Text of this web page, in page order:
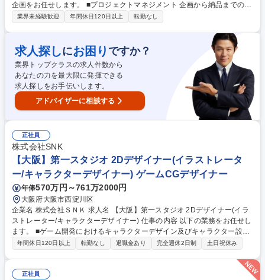
企画をお任せします。 ■プロジェクトマネジメント 企画から納品までのス
ケジュールやコストの進行管理を行い、確実な商品化を実現します。 ■マ
ンドを分析し、既存ファンが喜ぶ商品や、新たに開拓したい顧客層に刺さ
る商品の方向性・コンセプトを立案します。 ■外部パートナーとの連携・
ディレクション コンセプトや要望を協力メーカーやデザイナーへ的確に伝
え、デザイン案の作成や仕様検討を進めます。 募集職種 総合職【プロ野
球/埼玉】球団グッズ企画・販売担当
業界未経験歓迎 年間休日120日以上 転勤なし
求人探しにお困り ですか？
業界トップクラスの求人件数から
あなたの力を最大限に発揮できる
求人探しをお手伝いします。
アドバイザーに相談する
正社員
株式会社SNK
【大阪】第一スタジオ 2Dデザイナー(イラストレータ
ー/キャラクターデザイナー) ゲームCGデザイナー
年俸570万円～761万2000円
大阪府大阪市西淀川区
企業名 株式会社ＳＮＫ 求人名 【大阪】第一スタジオ 2Dデザイナー(イラ
ストレーター/キャラクターデザイナー) 仕事の内容 以下の業務をお任せし
ます。 ■ゲーム開発におけるキャラクターデザイン及びキャラクター設定
資料の制作 ■デモシーン等の絵コンテ・イラストの制作 ■販促用イラスト
【大阪】第一スタジオ 2Dデザイナー(イラストレーター/キャラクターデザ
年間休日120日以上 転勤なし 退職金あり 完全週休2日制 土日祝休み
正社員